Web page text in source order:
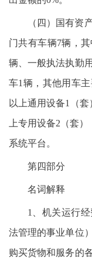
（四）国有资
门共有车辆7辆，
辆、一般执法执勤
车1辆，其他用车
以上通用设备1（
上专用设备2（套
系统平台。
第四部分
名词解释
1、机关运行
法管理的事业单位
购买货物和服务的